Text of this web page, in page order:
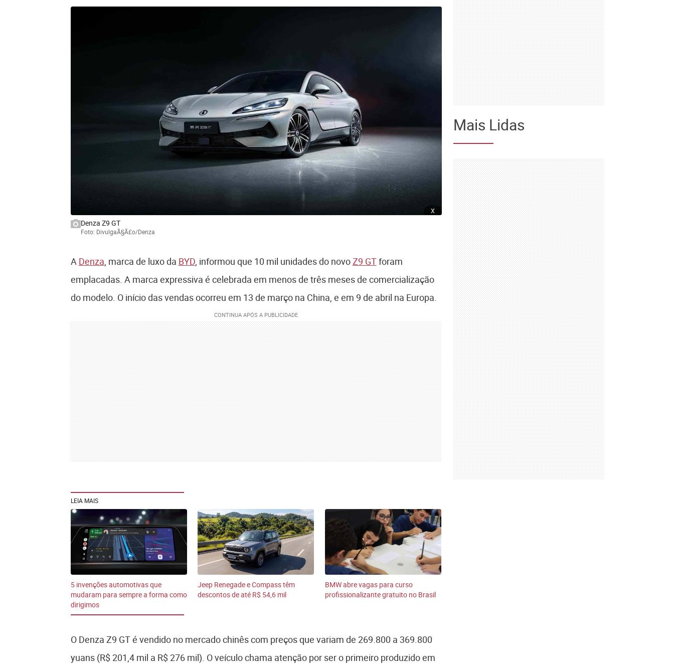
x
Denza Z9 GT
Foto: DivulgaÃ§Ã£o/Denza
A Denza, marca de luxo da BYD, informou que 10 mil unidades do novoZ9 GTforam
emplacadas. A marca expressiva é celebrada em menos de três meses de comercialização
do modelo. O início das vendas ocorreu em 13 de março na China, e em 9 de abril na Europa.
LEIA MAIS
5 invenções automotivas que
mudaram para sempre a forma como
dirigimos
Jeep Renegade e Compass têm
descontos de até R$ 54,6 mil
BMW abre vagas para curso
profissionalizante gratuito no Brasil
O Denza Z9 GT é vendido no mercado chinês com preços que variam de 269.800 a 369.800
yuans (R$ 201,4 mil a R$ 276 mil). O veículo chama atenção por ser o primeiro produzido em
Mais Lidas